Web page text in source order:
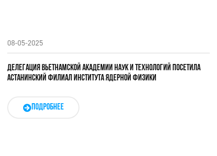
08-05-2025
ДЕЛЕГАЦИЯ ВЬЕТНАМСКОЙ АКАДЕМИИ НАУК И ТЕХНОЛОГИЙ ПОСЕТИЛА
АСТАНИНСКИЙ ФИЛИАЛ ИНСТИТУТА ЯДЕРНОЙ ФИЗИКИ
ПОДРОБНЕЕ